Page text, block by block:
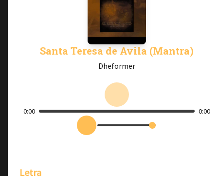
Santa Teresa de Avila (Mantra)
Dheformer
0:00 0:00
Letra